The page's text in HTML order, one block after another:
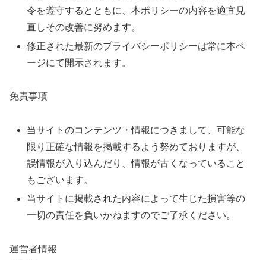
令を遵守するとともに、本ポリシーの内容を適宜見
直しその改善に努めます。
修正された最新のプライバシーポリシーは常に本ペ
ージにて開示されます。
免責事項
当サイトのコンテンツ・情報につきまして、可能な
限り正確な情報を掲載するよう努めておりますが、
誤情報が入り込んだり、情報が古くなっていること
もございます。
当サイトに掲載された内容によって生じた損害等の
一切の責任を負いかねますのでご了承ください。
運営者情報